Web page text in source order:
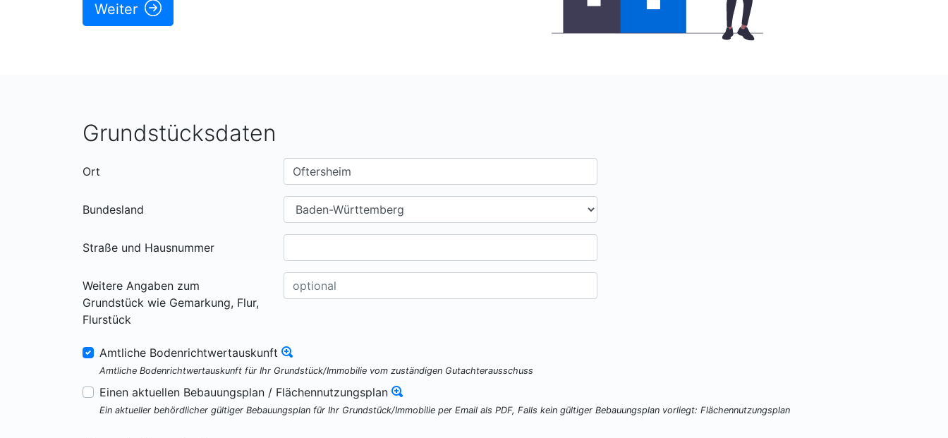
Weiter
Grundstücksdaten
Ort
Bundesland
Straße und Hausnummer
Weitere Angaben zum
Grundstück wie Gemarkung, Flur,
Flurstück
Amtliche Bodenrichtwertauskunft
Amtliche Bodenrichtwertauskunft für Ihr Grundstück/Immobilie vom zuständigen Gutachterausschuss
Einen aktuellen Bebauungsplan / Flächennutzungsplan
Ein aktueller behördlicher gültiger Bebauungsplan für Ihr Grundstück/Immobilie per Email als PDF, Falls kein gültiger Bebauungsplan vorliegt: Flächennutzungsplan